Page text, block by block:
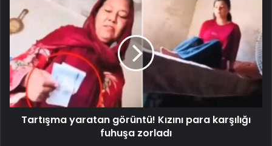
Tartışma yaratan görüntü! Kızını para karşılığı
fuhuşa zorladı